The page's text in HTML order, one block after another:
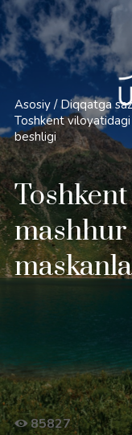
Xavfsizlik va
Asosiy / Diqqatga
Toshkent
beshligi
85827